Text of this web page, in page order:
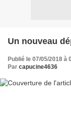
Un nouveau
Publié le 07/05/2018 à
Par capucine4636